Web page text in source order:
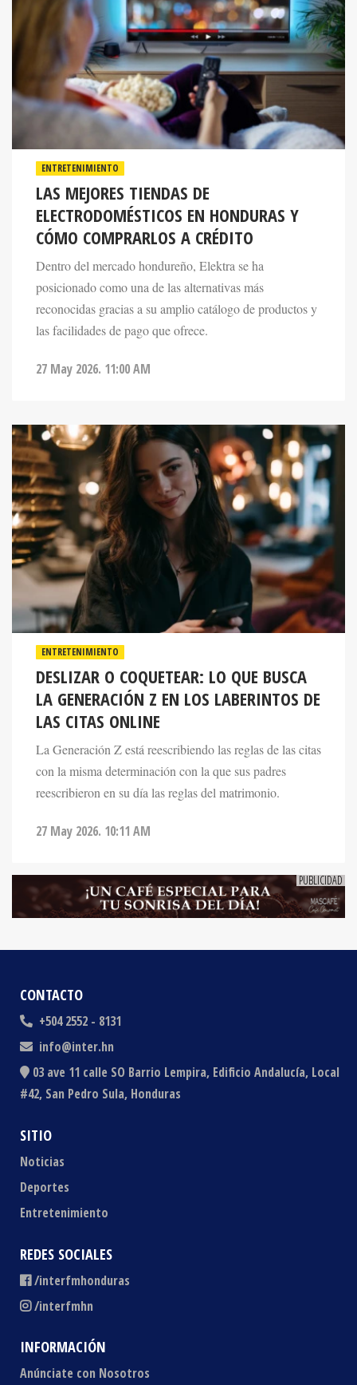
ENTRETENIMIENTO
LAS MEJORES TIENDAS DE
ELECTRODOMÉSTICOS EN HONDURAS Y
CÓMO COMPRARLOS A CRÉDITO
Dentro del mercado hondureño, Elektra se ha
posicionado como una de las alternativas más
reconocidas gracias a su amplio catálogo de productos y
las facilidades de pago que ofrece.
27 May 2026. 11:00 AM
ENTRETENIMIENTO
DESLIZAR O COQUETEAR: LO QUE BUSCA
LA GENERACIÓN Z EN LOS LABERINTOS DE
LAS CITAS ONLINE
La Generación Z está reescribiendo las reglas de las citas
con la misma determinación con la que sus padres
reescribieron en su día las reglas del matrimonio.
27 May 2026. 10:11 AM
CONTACTO
+504 2552 - 8131
info@inter.hn
03 ave 11 calle SO Barrio Lempira, Edificio Andalucía, Local
#42, San Pedro Sula, Honduras
SITIO
Noticias
Deportes
Entretenimiento
REDES SOCIALES
/interfmhonduras
/interfmhn
INFORMACIÓN
Anúnciate con Nosotros